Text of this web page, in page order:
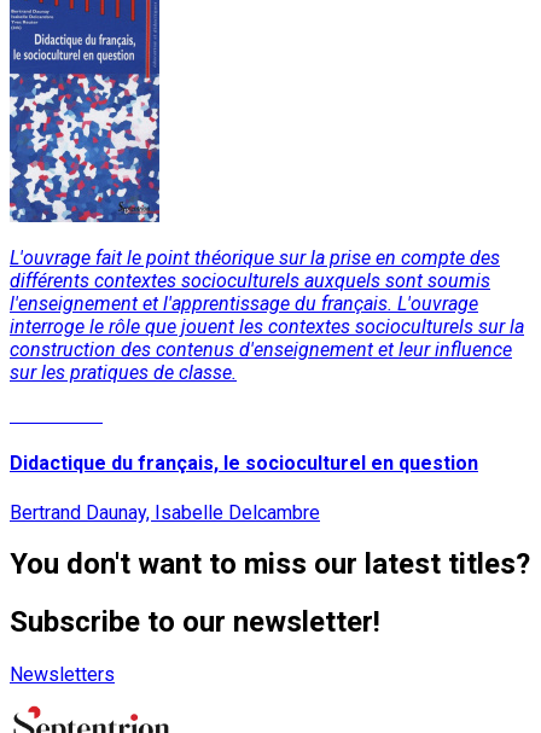
L'ouvrage fait le point théorique sur la prise en compte des
différents contextes socioculturels auxquels sont soumis
l'enseignement et l'apprentissage du français. L'ouvrage
interroge le rôle que jouent les contextes socioculturels sur la
construction des contenus d'enseignement et leur influence
sur les pratiques de classe.
Didactique du français, le socioculturel en question
Bertrand Daunay, Isabelle Delcambre
You don't want to miss our latest titles?
Subscribe to our newsletter!
Newsletters